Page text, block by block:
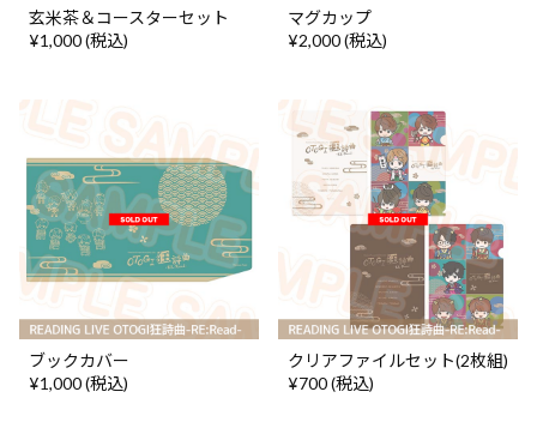
玄米茶＆コースターセット
¥1,000 (税込)
マグカップ
¥2,000 (税込)
ブックカバー
¥1,000 (税込)
クリアファイルセット(2枚組)
¥700 (税込)